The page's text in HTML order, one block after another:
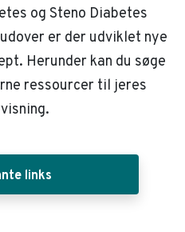
og Steno Diabetes
er der udviklet nye
Herunder kan du søge
ressourcer til jeres
links